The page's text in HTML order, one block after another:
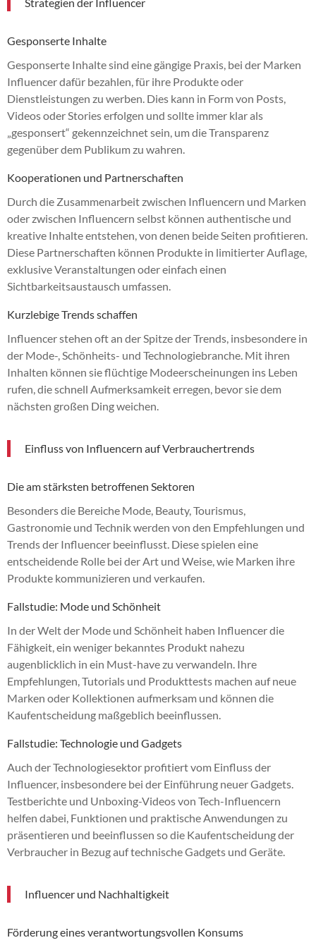
Gesponserte Inhalte
Gesponserte Inhalte sind eine gängige Praxis, bei der Marken
Influencer dafür bezahlen, für ihre Produkte oder
Dienstleistungen zu werben. Dies kann in Form von Posts,
Videos oder Stories erfolgen und sollte immer klar als
„gesponsert“ gekennzeichnet sein, um die Transparenz
gegenüber dem Publikum zu wahren.
Kooperationen und Partnerschaften
Durch die Zusammenarbeit zwischen Influencern und Marken
oder zwischen Influencern selbst können authentische und
kreative Inhalte entstehen, von denen beide Seiten profitieren.
Diese Partnerschaften können Produkte in limitierter Auflage,
exklusive Veranstaltungen oder einfach einen
Sichtbarkeitsaustausch umfassen.
Kurzlebige Trends schaffen
Influencer stehen oft an der Spitze der Trends, insbesondere in
der Mode-, Schönheits- und Technologiebranche. Mit ihren
Inhalten können sie flüchtige Modeerscheinungen ins Leben
rufen, die schnell Aufmerksamkeit erregen, bevor sie dem
nächsten großen Ding weichen.
Einfluss von Influencern auf Verbrauchertrends
Die am stärksten betroffenen Sektoren
Besonders die Bereiche Mode, Beauty, Tourismus,
Gastronomie und Technik werden von den Empfehlungen und
Trends der Influencer beeinflusst. Diese spielen eine
entscheidende Rolle bei der Art und Weise, wie Marken ihre
Produkte kommunizieren und verkaufen.
Fallstudie: Mode und Schönheit
In der Welt der Mode und Schönheit haben Influencer die
Fähigkeit, ein weniger bekanntes Produkt nahezu
augenblicklich in ein Must-have zu verwandeln. Ihre
Empfehlungen, Tutorials und Produkttests machen auf neue
Marken oder Kollektionen aufmerksam und können die
Kaufentscheidung maßgeblich beeinflussen.
Fallstudie: Technologie und Gadgets
Auch der Technologiesektor profitiert vom Einfluss der
Influencer, insbesondere bei der Einführung neuer Gadgets.
Testberichte und Unboxing-Videos von Tech-Influencern
helfen dabei, Funktionen und praktische Anwendungen zu
präsentieren und beeinflussen so die Kaufentscheidung der
Verbraucher in Bezug auf technische Gadgets und Geräte.
Influencer und Nachhaltigkeit
Förderung eines verantwortungsvollen Konsums